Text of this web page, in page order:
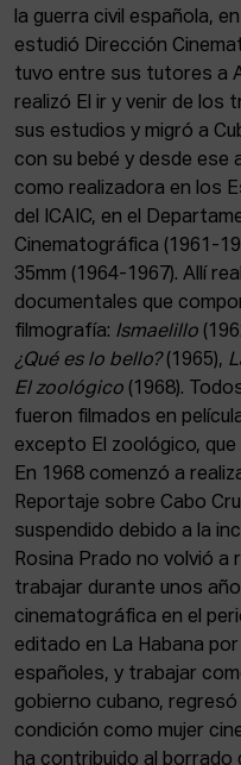
la guerra civil española,
estudió Dirección
tuvo entre sus tutores a
realizó El ir y venir de los
sus estudios y migró a
con su bebé y desde ese
como realizadora en los
del ICAIC, en el
Cinematográfica (1961-
35mm (1964-1967). Allí
documentales que
filmografía: Ismaelillo
¿Qué es lo bello?(1965),
El zoológico (1968).
fueron filmados en
excepto El zoológico,
En 1968 comenzó a
Reportaje sobre Cabo
suspendido debido a la
Rosina Prado no volvió a
trabajar durante unos
cinematográfica en el
editado en La Habana
españoles, y trabajar
gobierno cubano, regresó
condición como mujer
ha contribuido al borrado